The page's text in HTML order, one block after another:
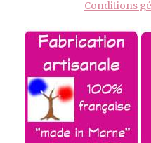
Conditions